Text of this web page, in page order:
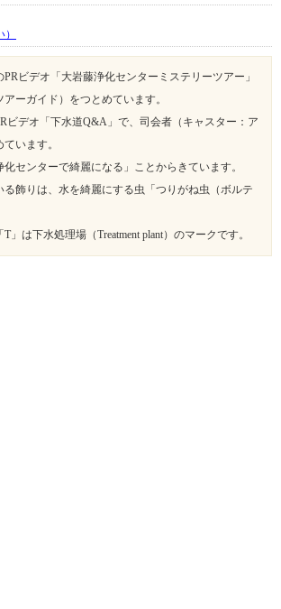
ビデオ「大岩藤浄化センターミステリーツアー」
ーガイド）をつとめています。
ビデオ「下水道Q&A」で、司会者（キャスター：ア
います。
センターで綺麗になる」ことからきています。
飾りは、水を綺麗にする虫「つりがね虫（ボルテ
」は下水処理場（Treatment plant）のマークです。